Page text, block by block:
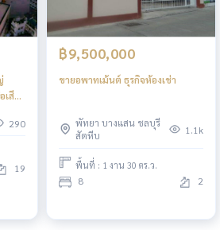
สียง
290
19
฿9,500,000
ขายอพาทเม้นต์ ธุรกิจห้องเช่า
พัทยา บางแสน ชลบุรี
สัตหีบ
1.1k
พื้นที่ : 1 งาน 30 ตร.ว.
8 2